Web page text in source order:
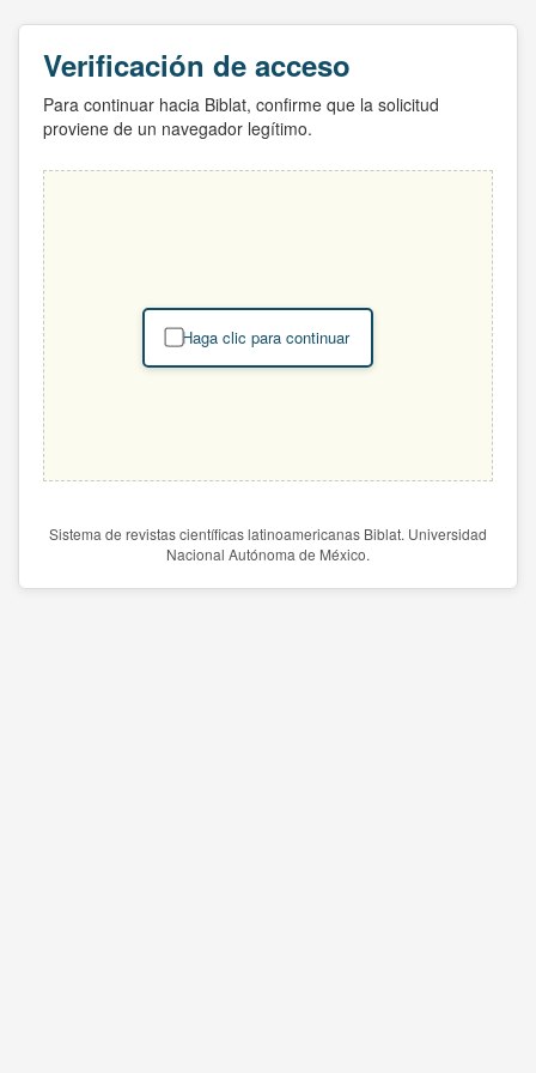
Verificación de acceso
Para continuar hacia Biblat, confirme que la solicitud
proviene de un navegador legítimo.
Haga clic para continuar
Sistema de revistas científicas latinoamericanas Biblat. Universidad
Nacional Autónoma de México.